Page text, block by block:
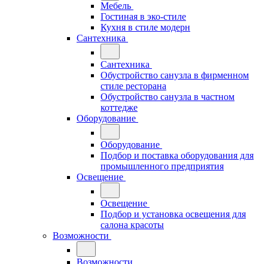
Мебель
Гостиная в эко-стиле
Кухня в стиле модерн
Сантехника
Сантехника
Обустройство санузла в фирменном
стиле ресторана
Обустройство санузла в частном
коттедже
Оборудование
Оборудование
Подбор и поставка оборудования для
промышленного предприятия
Освещение
Освещение
Подбор и установка освещения для
салона красоты
Возможности
Возможности